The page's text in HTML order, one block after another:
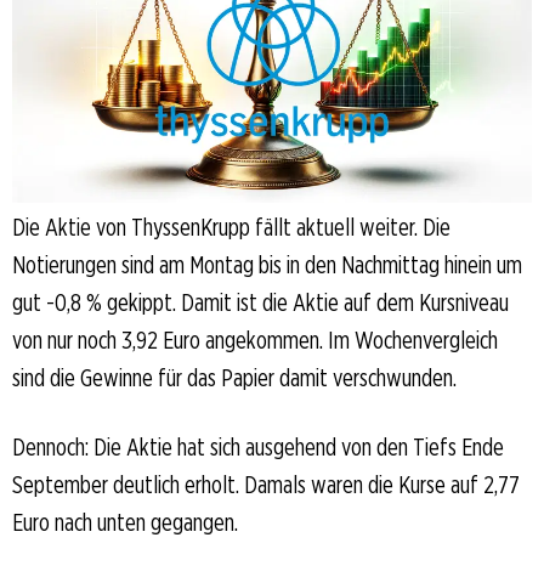
Die Aktie von ThyssenKrupp fällt aktuell weiter. Die
Notierungen sind am Montag bis in den Nachmittag hinein um
gut -0,8 % gekippt. Damit ist die Aktie auf dem Kursniveau
von nur noch 3,92 Euro angekommen. Im Wochenvergleich
sind die Gewinne für das Papier damit verschwunden.
Dennoch: Die Aktie hat sich ausgehend von den Tiefs Ende
September deutlich erholt. Damals waren die Kurse auf 2,77
Euro nach unten gegangen.